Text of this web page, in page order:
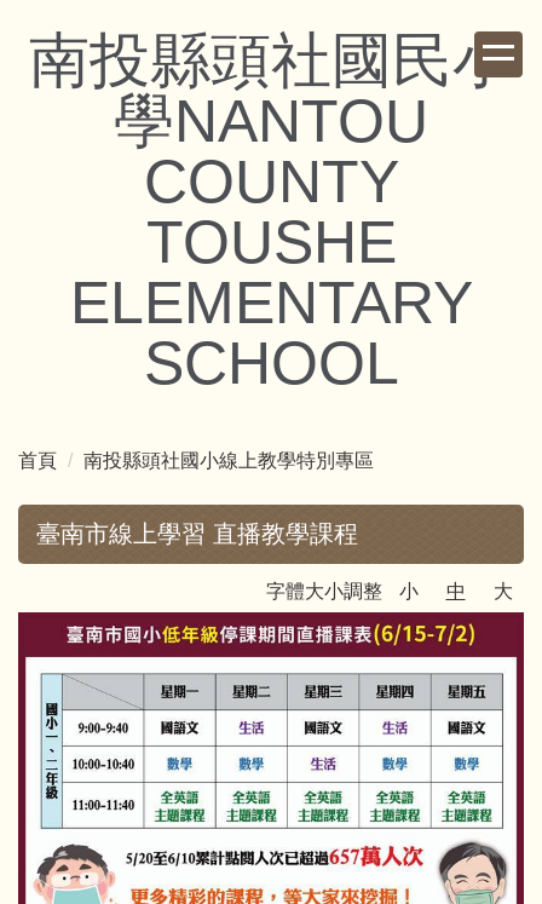
南投縣頭社國民小
學NANTOU
COUNTY
TOUSHE
ELEMENTARY
SCHOOL
首頁 南投縣頭社國小線上教學特別專區
臺南市線上學習 直播教學課程
字體大小調整 小 中 大